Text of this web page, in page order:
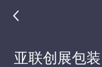
亚联创展包